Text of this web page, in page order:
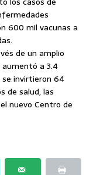
600 mil vacunas a
de un amplio
aumentó a 3.4
se invirtieron 64
de salud, las
nuevo Centro de